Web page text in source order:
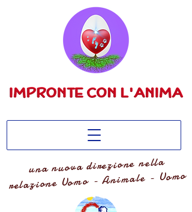
una nuova direzione nella
relazione Uomo - Animale - Uomo